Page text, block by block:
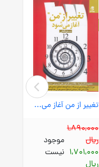
تغییر از من آغاز می شود (بهارسبز) رقعی شومیز
1,890,000
ریال
1,701,000
ریال
موجود
نیست